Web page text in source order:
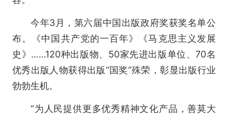
今年3月，第六届中国出版政府奖获奖名单公
布。《中国共产党的一百年》《马克思主义发展
史》……120种出版物、50家先进出版单位、70名
优秀出版人物获得出版“国奖”殊荣，彰显出版行业
勃勃生机。
“为人民提供更多优秀精神文化产品，善莫大